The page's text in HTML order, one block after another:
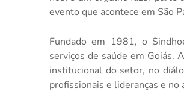
evento que acontece em São
Fundado em 1981, o
serviços de saúde em Goiás.
institucional do setor, no
profissionais e lideranças e no